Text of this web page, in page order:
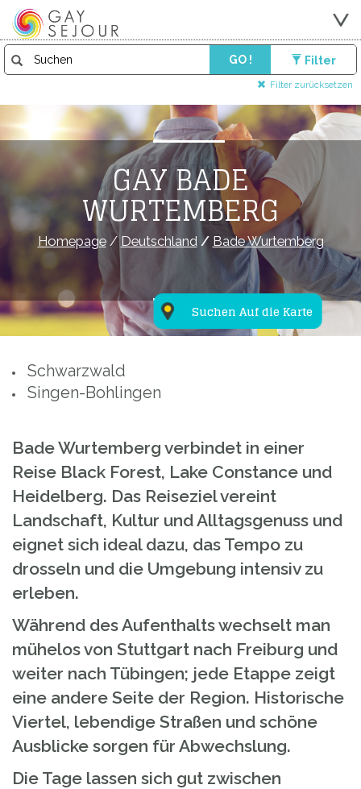
GO ! Filter
Filter zurücksetzen
Suchen Auf die Karte
GAY BADE
WURTEMBERG
Homepage/Deutschland/ Bade Wurtemberg
Schwarzwald
Singen-Bohlingen
Bade Wurtemberg verbindet in einer
Reise Black Forest, Lake Constance und
Heidelberg. Das Reiseziel vereint
Landschaft, Kultur und Alltagsgenuss und
eignet sich ideal dazu, das Tempo zu
drosseln und die Umgebung intensiv zu
erleben.
Während des Aufenthalts wechselt man
mühelos von Stuttgart nach Freiburg und
weiter nach Tübingen; jede Etappe zeigt
eine andere Seite der Region. Historische
Viertel, lebendige Straßen und schöne
Ausblicke sorgen für Abwechslung.
Die Tage lassen sich gut zwischen